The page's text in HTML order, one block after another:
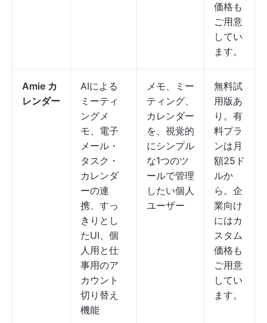
価格も
ご用意
してい
ます。
Amie カ
レンダー
AIによる
ミーティ
ングメ
モ、電子
メール・
タスク・
カレンダ
ーの連
携、すっ
きりとし
たUI、個
人用と仕
事用のア
カウント
切り替え
機能
メモ、ミー
ティング、
カレンダー
を、視覚的
にシンプル
な1つのツ
ールで管理
したい個人
ユーザー
無料試
用版あ
り。有
料プラ
ンは月
額25ド
ルか
ら。企
業向け
にはカ
スタム
価格も
ご用意
してい
ます。